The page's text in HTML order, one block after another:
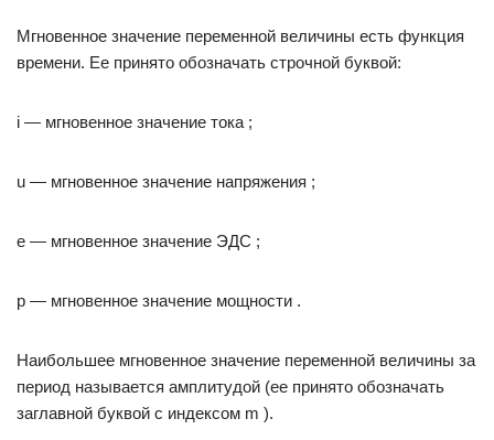
Мгновенное значение переменной величины есть функция
времени. Ее принято обозначать строчной буквой:
i — мгновенное значение тока ;
u — мгновенное значение напряжения ;
e — мгновенное значение ЭДС ;
p — мгновенное значение мощности .
Наибольшее мгновенное значение переменной величины за
период называется амплитудой (ее принято обозначать
заглавной буквой с индексом m ).